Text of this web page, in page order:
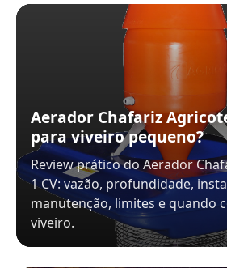
Aerador Chafariz
para viveiro pequeno?
Review prático do Aerador
1 CV: vazão, profundidade,
manutenção, limites e quando
viveiro.